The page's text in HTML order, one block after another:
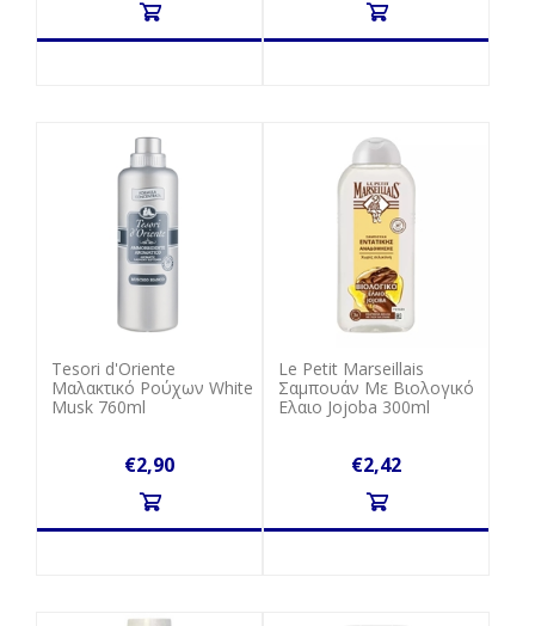
Tesori d'Oriente
Μαλακτικό Ρούχων White
Musk 760ml
€2,90
Le Petit Marseillais
Σαμπουάν Με Βιολογικό
Ελαιο Jojoba 300ml
€2,42